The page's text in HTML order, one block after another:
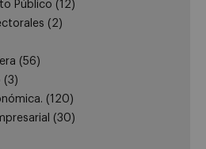
Público (12)
(2)
(56)
(3)
(120)
(30)